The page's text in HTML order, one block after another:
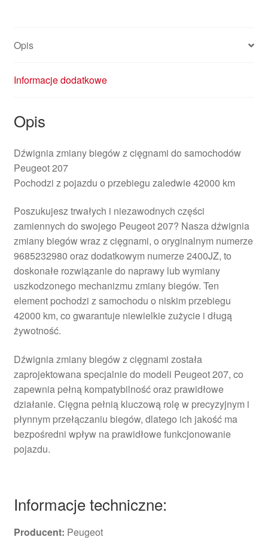
Opis
Informacje dodatkowe
Opis
Dźwignia zmiany biegów z cięgnami do samochodów
Peugeot 207
Pochodzi z pojazdu o przebiegu zaledwie 42000 km
Poszukujesz trwałych i niezawodnych części
zamiennych do swojego Peugeot 207? Nasza dźwignia
zmiany biegów wraz z cięgnami, o oryginalnym numerze
9685232980 oraz dodatkowym numerze 2400JZ, to
doskonałe rozwiązanie do naprawy lub wymiany
uszkodzonego mechanizmu zmiany biegów. Ten
element pochodzi z samochodu o niskim przebiegu
42000 km, co gwarantuje niewielkie zużycie i długą
żywotność.
Dźwignia zmiany biegów z cięgnami została
zaprojektowana specjalnie do modeli Peugeot 207, co
zapewnia pełną kompatybilność oraz prawidłowe
działanie. Cięgna pełnią kluczową rolę w precyzyjnym i
płynnym przełączaniu biegów, dlatego ich jakość ma
bezpośredni wpływ na prawidłowe funkcjonowanie
pojazdu.
Informacje techniczne:
Producent: Peugeot